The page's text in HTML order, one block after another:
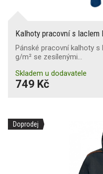
Kalhoty pracovní s laclem
Pánské pracovní kalhoty
g/m² se zesílenými…
Skladem u dodavatele
749 Kč
Doprodej